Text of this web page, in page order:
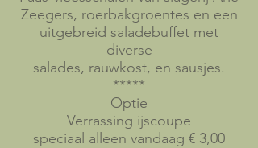
Zeegers, roerbakgroentes en een
uitgebreid saladebuffet met
diverse
salades, rauwkost, en sausjes.
*****
Optie
Verrassing ijscoupe
speciaal alleen vandaag € 3,00